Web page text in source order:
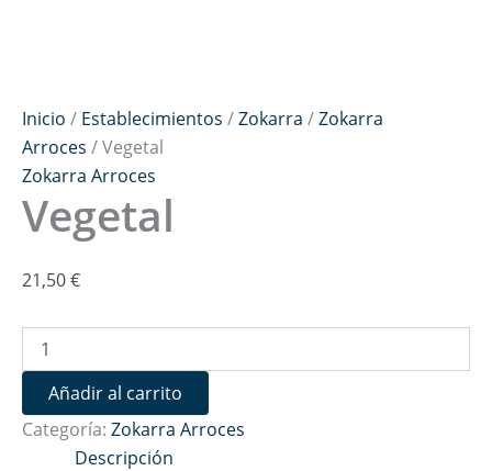
Inicio / Establecimientos /Zokarra /Zokarra
Arroces / Vegetal
Zokarra Arroces
Vegetal
21,50€
Añadir al carrito
Categoría: Zokarra Arroces
Descripción